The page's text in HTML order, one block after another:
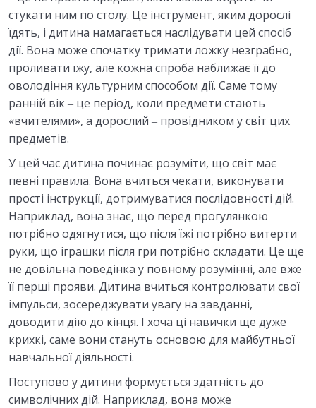
стукати ним по столу. Це інструмент, яким дорослі
їдять, і дитина намагається наслідувати цей спосіб
дії. Вона може спочатку тримати ложку незграбно,
проливати їжу, але кожна спроба наближає її до
оволодіння культурним способом дії. Саме тому
ранній вік ‒ це період, коли предмети стають
«вчителями», а дорослий ‒ провідником у світ цих
предметів.
У цей час дитина починає розуміти, що світ має
певні правила. Вона вчиться чекати, виконувати
прості інструкції, дотримуватися послідовності дій.
Наприклад, вона знає, що перед прогулянкою
потрібно одягнутися, що після їжі потрібно витерти
руки, що іграшки після гри потрібно складати. Це ще
не довільна поведінка у повному розумінні, але вже
її перші прояви. Дитина вчиться контролювати свої
імпульси, зосереджувати увагу на завданні,
доводити дію до кінця. І хоча ці навички ще дуже
крихкі, саме вони стануть основою для майбутньої
навчальної діяльності.
Поступово у дитини формується здатність до
символічних дій. Наприклад, вона може